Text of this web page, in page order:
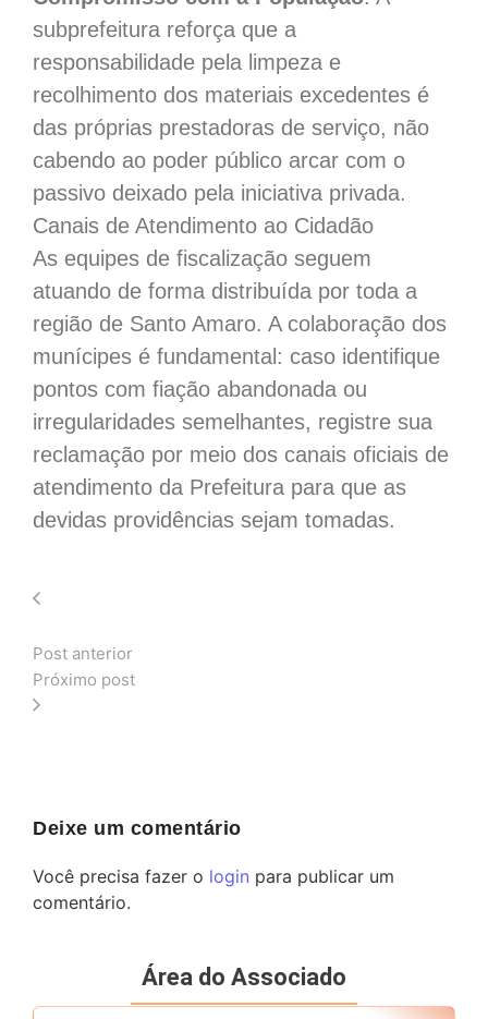
subprefeitura reforça que a
responsabilidade pela limpeza e
recolhimento dos materiais excedentes é
das próprias prestadoras de serviço, não
cabendo ao poder público arcar com o
passivo deixado pela iniciativa privada.
​Canais de Atendimento ao Cidadão
​As equipes de fiscalização seguem
atuando de forma distribuída por toda a
região de Santo Amaro. A colaboração dos
munícipes é fundamental: caso identifique
pontos com fiação abandonada ou
irregularidades semelhantes, registre sua
reclamação por meio dos canais oficiais de
atendimento da Prefeitura para que as
devidas providências sejam tomadas.
Post anterior
Próximo post
Deixe um comentário
Você precisa fazer o login para publicar um
comentário.
Área do Associado